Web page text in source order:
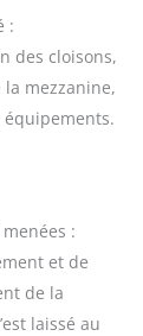
:
des cloisons,
mezzanine,
:
et de
de la
laissé au